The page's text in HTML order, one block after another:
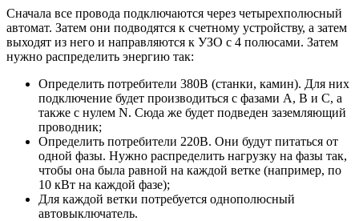
Сначала все провода подключаются через четырехполюсный
автомат. Затем они подводятся к счетному устройству, а затем
выходят из него и направляются к УЗО с 4 полюсами. Затем
нужно распределить энергию так:
Определить потребители 380В (станки, камин). Для них
подключение будет производиться с фазами А, В и С, а
также с нулем N. Сюда же будет подведен заземляющий
проводник;
Определить потребители 220В. Они будут питаться от
одной фазы. Нужно распределить нагрузку на фазы так,
чтобы она была равной на каждой ветке (например, по
10 кВт на каждой фазе);
Для каждой ветки потребуется однополюсный
автовыключатель.